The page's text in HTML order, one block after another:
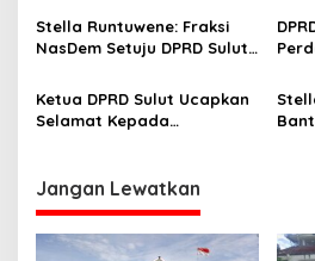
Wilayah Lumbung Pangan
Stella Runtuwene: Fraksi
NasDem Setuju DPRD Sulut
Penyandang Disabilitas
dan Pengendalian Sampah
Plastik di Sulut
Ketua DPRD Sulut Ucapkan
Selamat Kepada
dari BPK RI
Jangan Lewatkan